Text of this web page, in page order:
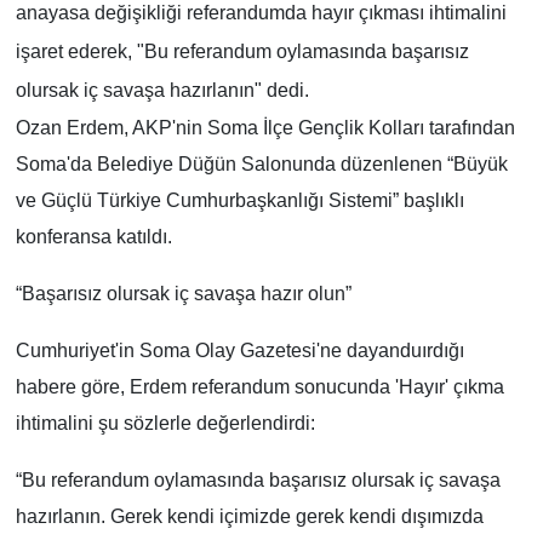
anayasa değişikliği referandumda hayır çıkması ihtimalini
işaret ederek, "Bu referandum oylamasında başarısız
olursak iç savaşa hazırlanın" dedi.
Ozan Erdem, AKP'nin Soma İlçe Gençlik Kolları tarafından
Soma'da Belediye Düğün Salonunda düzenlenen “Büyük
ve Güçlü Türkiye Cumhurbaşkanlığı Sistemi” başlıklı
konferansa katıldı.
“Başarısız olursak iç savaşa hazır olun”
Cumhuriyet'in Soma Olay Gazetesi'ne dayanduırdığı
habere göre, Erdem referandum sonucunda 'Hayır' çıkma
ihtimalini şu sözlerle değerlendirdi:
“Bu referandum oylamasında başarısız olursak iç savaşa
hazırlanın. Gerek kendi içimizde gerek kendi dışımızda